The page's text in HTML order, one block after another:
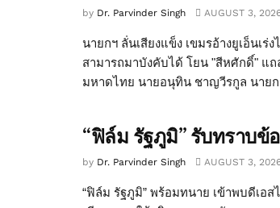
by Dr. Parvinder Singh AUGUST 3,
นายกฯ ลั่นเสียงแข็ง เขมรอ้างยูเอ็นเ
สามารถมาบังคับได้ โยน "สีหศักดิ์" แถ
มหาดไทย นายอนุทิน ชาญวีรกูล นาย
“ฟิล์ม รัฐภูมิ” รับทราบข้
by Dr. Parvinder Singh AUGUST 3,
“ฟิล์ม รัฐภูมิ” พร้อมทนาย เข้าพบดีเอ